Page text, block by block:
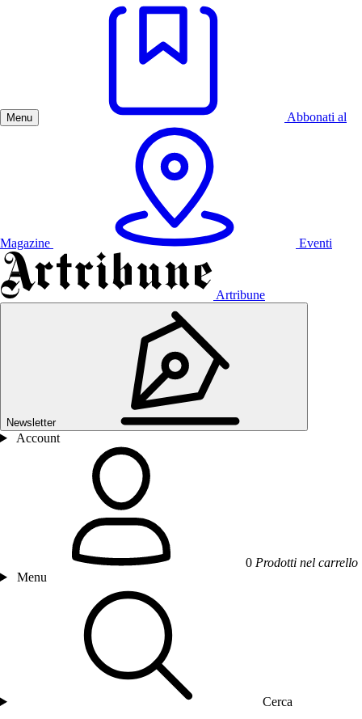
Menu Abbonati al
Magazine Eventi
Artribune
Newsletter
Account
0 Prodotti nel carrello
Menu
Cerca